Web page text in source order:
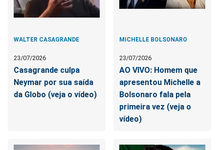
WALTER CASAGRANDE
23/07/2026
Casagrande culpa
Neymar por sua saída
da Globo (veja o vídeo)
MICHELLE BOLSONARO
23/07/2026
AO VIVO: Homem que
apresentou Michelle a
Bolsonaro fala pela
primeira vez (veja o
vídeo)